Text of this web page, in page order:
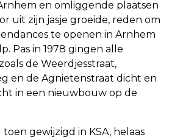
en omliggende plaatsen
uit zijn jasje groeide, reden om
te openen in Arnhem
Pas in 1978 gingen alle
de Weerdjesstraat,
en de Agnietenstraat dicht en
in een nieuwbouw op de
toen gewijzigd in KSA, helaas